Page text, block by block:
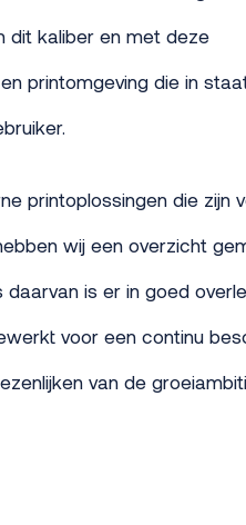
dit kaliber en met deze
printomgeving die in
printoplossingen die zijn
wij een overzicht
daarvan is er in goed
voor een continu
van de